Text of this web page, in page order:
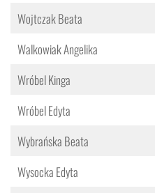
Wojtczak Beata
Walkowiak Angelika
Wróbel Kinga
Wróbel Edyta
Wybrańska Beata
Wysocka Edyta